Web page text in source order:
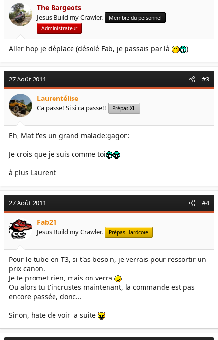
The Bargeots
Jesus Build my Crawler.
Membre du personnel
Administrateur
Aller hop je déplace (désolé Fab, je passais par là )
27 Août 2011 #3
Laurentélise
Ca passe! Si si ca passe!! Prépas XL
Eh, Mat t'es un grand malade:gagon:
Je crois que je suis comme toi
à plus Laurent
27 Août 2011 #4
Fab21
Jesus Build my Crawler. Prépas Hardcore
Pour le tube en T3, si t'as besoin, je verrais pour ressortir un
prix canon.
Je te promet rien, mais on verra
Ou alors tu t'incrustes maintenant, la commande est pas
encore passée, donc...
Sinon, hate de voir la suite